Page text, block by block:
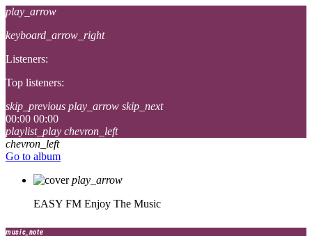
play_arrow
keyboard_arrow_right
Listeners:
Top listeners:
skip_previous play_arrow skip_next
00:00 00:00
playlist_play chevron_left
chevron_left
Go to album
play_arrow
EASY FM Enjoy The Music
music_note